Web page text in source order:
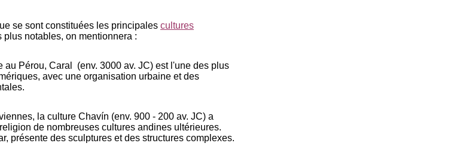
se sont constituées les principales cultures
plus notables, on mentionnera :
au Pérou, Caral (env. 3000 av. JC) est l'une des plus
avec une organisation urbaine et des
la culture Chavín (env. 900 - 200 av. JC) a
de nombreuses cultures andines ultérieures.
présente des sculptures et des structures complexes.